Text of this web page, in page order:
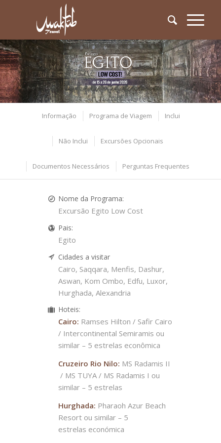
Informação Programa de Viagem Inclui
Não Inclui Excursões Opcionais
Documentos Necessários Perguntas Frequentes
Nome da Programa:
Excursão Egito Low Cost
Pais:
Egito
Cidades a visitar
Cairo, Saqqara, Menfis, Dashur,
Aswan, Kom Ombo, Edfu, Luxor,
Hurghada, Alexandria
Hoteis:
Cairo: Ramses Hilton / Safir Cairo
/ Intercontinental Semiramis ou
similar – 5 estrelas econômica
Cruzeiro Rio Nilo: MS Radamis II
/ MS TUYA / MS Radamis I ou
similar – 5 estrelas
Hurghada: Pharaoh Azur Beach
Resort ou similar – 5
estrelas económica